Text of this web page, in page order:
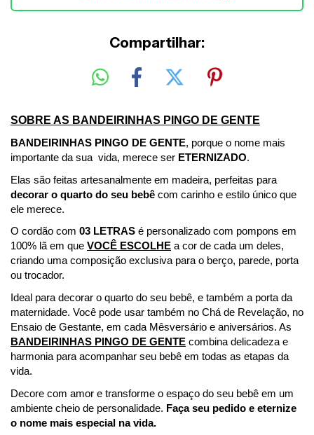
Compartilhar:
SOBRE AS BANDEIRINHAS PINGO DE GENTE
BANDEIRINHAS PINGO DE GENTE, porque o nome mais
importante da sua  vida, merece ser ETERNIZADO.
decorar o quarto do seu bebê com carinho e estilo único que
ele merece.
O cordão com 03 LETRAS é personalizado com pompons em
100% lã em que VOCÊ ESCOLHE a cor de cada um deles,
criando uma composição exclusiva para o berço, parede, porta
ou trocador.
Ideal para decorar o quarto do seu bebê, e também a porta da
maternidade. Você pode usar também no Chá de Revelação, no
BANDEIRINHAS PINGO DE GENTE combina delicadeza e
harmonia para acompanhar seu bebê em todas as etapas da
vida.
Decore com amor e transforme o espaço do seu bebê em um
ambiente cheio de personalidade. Faça seu pedido e eternize
o nome mais especial na vida.